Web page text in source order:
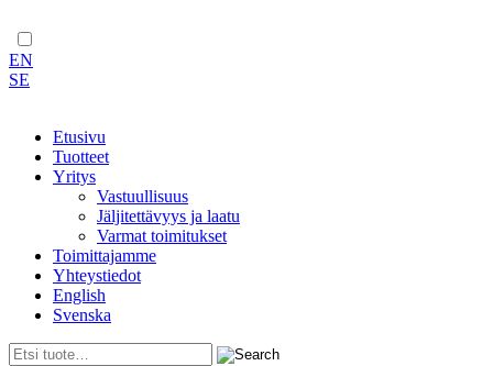
EN
SE
Etusivu
Tuotteet
Yritys
Vastuullisuus
Jäljitettävyys ja laatu
Varmat toimitukset
Toimittajamme
Yhteystiedot
English
Svenska